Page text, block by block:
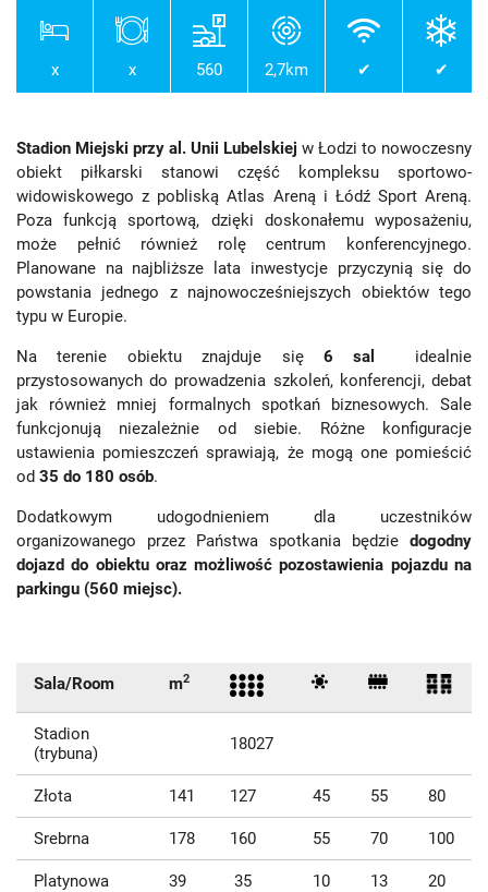
x x 560 2,7km ✔ ✔
Stadion Miejski przy al. Unii Lubelskiej w Łodzi to nowoczesny
obiekt piłkarski stanowi część kompleksu sportowo-
widowiskowego z pobliską Atlas Areną i Łódź Sport Areną.
Poza funkcją sportową, dzięki doskonałemu wyposażeniu,
może pełnić również rolę centrum konferencyjnego.
Planowane na najbliższe lata inwestycje przyczynią się do
powstania jednego z najnowocześniejszych obiektów tego
typu w Europie.
Na terenie obiektu znajduje się 6 sal idealnie
przystosowanych do prowadzenia szkoleń, konferencji, debat
jak również mniej formalnych spotkań biznesowych. Sale
funkcjonują niezależnie od siebie. Różne konfiguracje
ustawienia pomieszczeń sprawiają, że mogą one pomieścić
od 35 do 180 osób.
Dodatkowym udogodnieniem dla uczestników
organizowanego przez Państwa spotkania będzie dogodny
dojazd do obiektu oraz możliwość pozostawienia pojazdu na
parkingu (560 miejsc).
Sala/Room m2
Stadion
(trybuna)
18027
Złota 141 127 45 55 80
Srebrna 178 160 55 70 100
Platynowa 39 35 10 13 20